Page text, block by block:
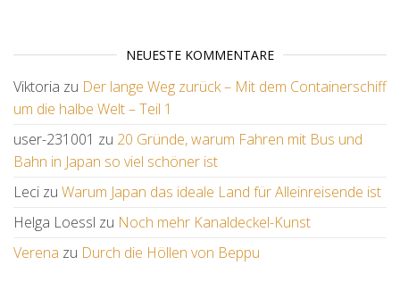
NEUESTE KOMMENTARE
Viktoria zu Der lange Weg zurück – Mit dem Containerschiff
um die halbe Welt – Teil 1
user-231001 zu 20 Gründe, warum Fahren mit Bus und
Bahn in Japan so viel schöner ist
Leci zu Warum Japan das ideale Land für Alleinreisende ist
Helga Loessl zu Noch mehr Kanaldeckel-Kunst
Verena zu Durch die Höllen von Beppu